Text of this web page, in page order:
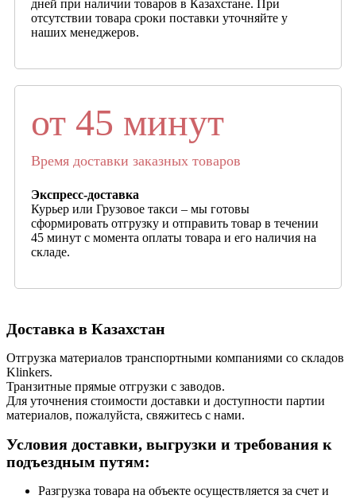
дней при наличии товаров в Казахстане. При
отсутствии товара сроки поставки уточняйте у
наших менеджеров.
от 45 минут
Время доставки заказных товаров
Экспресс-доставка
Курьер или Грузовое такси – мы готовы
сформировать отгрузку и отправить товар в течении
45 минут с момента оплаты товара и его наличия на
складе.
Доставка в Казахстан
Отгрузка материалов транспортными компаниями со складов
Klinkers.
Транзитные прямые отгрузки с заводов.
Для уточнения стоимости доставки и доступности партии
материалов, пожалуйста, свяжитесь с нами.
Условия доставки, выгрузки и требования к
подъездным путям:
Разгрузка товара на объекте осуществляется за счет и